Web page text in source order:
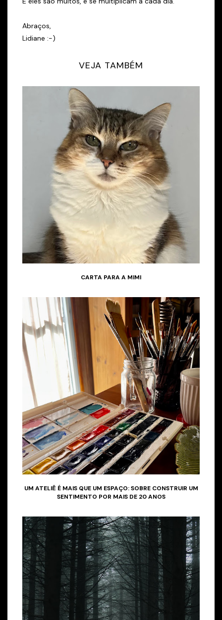
Abraços,
Lidiane :-)
VEJA TAMBÉM
CARTA PARA A MIMI
UM ATELIÊ É MAIS QUE UM ESPAÇO: SOBRE CONSTRUIR UM
SENTIMENTO POR MAIS DE 20 ANOS